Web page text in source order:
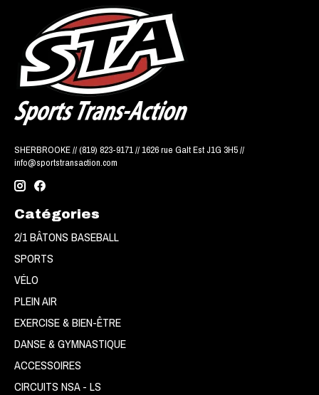
SHERBROOKE // (819) 823-9171 // 1626 rue Galt Est J1G 3H5 //
info@sportstransaction.com
Catégories
2/1 BÂTONS BASEBALL
SPORTS
VÉLO
PLEIN AIR
EXERCISE & BIEN-ÊTRE
DANSE & GYMNASTIQUE
ACCESSOIRES
CIRCUITS NSA - LS